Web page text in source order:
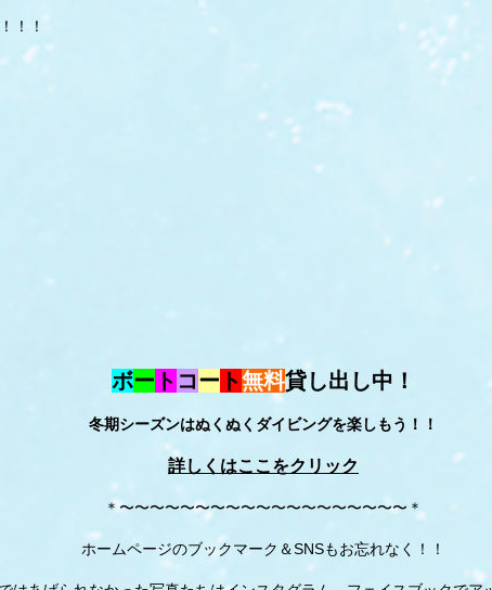
！！
ボー ト コー ト無料貸し出し中！
冬期シーズンはぬくぬくダイビングを楽しもう！！
詳しくはここをクリック
＊〜〜〜〜〜〜〜〜〜〜〜〜〜〜〜〜〜〜〜＊
ホームページのブックマーク＆SNSもお忘れなく！！